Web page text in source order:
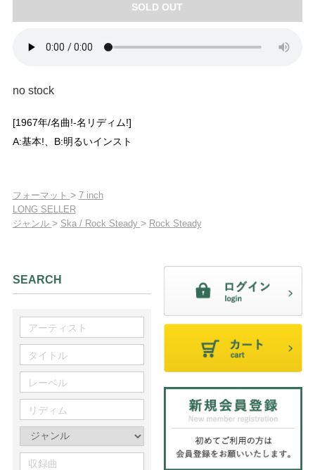
SOLD OUT
no stock
[1967年/名曲!-名リディム!]
A:基本!、B:明るいインスト
フォーマット > 7 inch
LONG SELLER
ジャンル > Ska / Rock Steady > Rock Steady
SEARCH